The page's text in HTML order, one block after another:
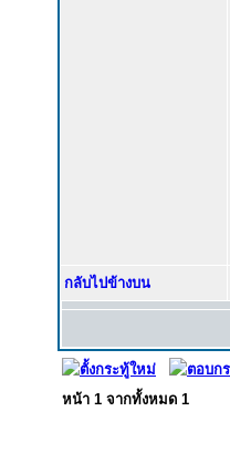
กลับไปข้างบน
หน้า 1 จากทั้งหมด 1